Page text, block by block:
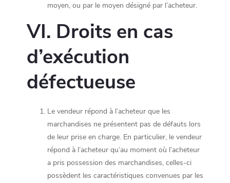
moyen, ou par le moyen désigné par l’acheteur.
VI. Droits en cas
d’exécution
défectueuse
Le vendeur répond à l’acheteur que les
marchandises ne présentent pas de défauts lors
de leur prise en charge. En particulier, le vendeur
répond à l’acheteur qu’au moment où l’acheteur
a pris possession des marchandises, celles-ci
possèdent les caractéristiques convenues par les